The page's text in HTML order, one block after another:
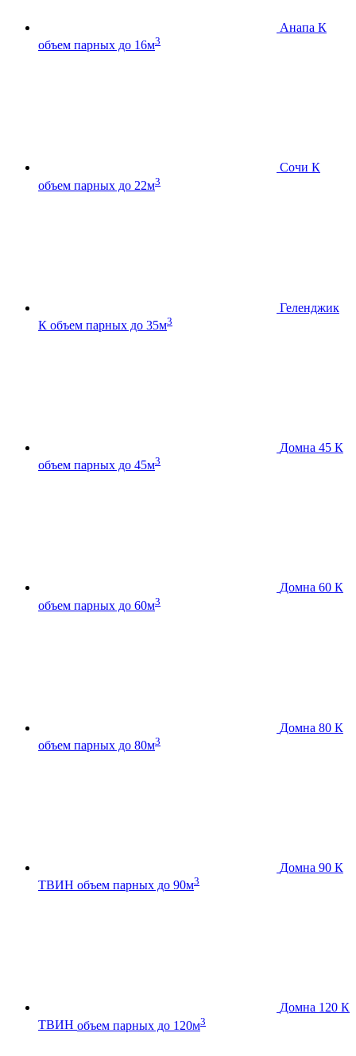
Анапа К
объем парных до 16м3
Сочи К
объем парных до 22м3
Геленджик
К объем парных до 35м3
Домна 45 К
объем парных до 45м3
Домна 60 К
объем парных до 60м3
Домна 80 К
объем парных до 80м3
Домна 90 К
ТВИН объем парных до 90м3
Домна 120 К
ТВИН объем парных до 120м3